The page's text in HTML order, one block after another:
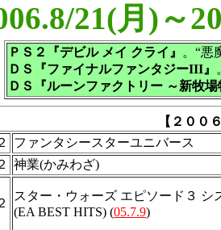
21(月)～
ＰＳ２『デビル メイ クライ』
。“悪
ＤＳ『ファイナルファンタジーIII』
ＤＳ『ルーンファクトリー ～新牧
【２００
ファンタシースターユニバース
神業(かみわざ)
スター・ウォーズ エピソード３ シ
(EA BEST HITS) (05.7.9)